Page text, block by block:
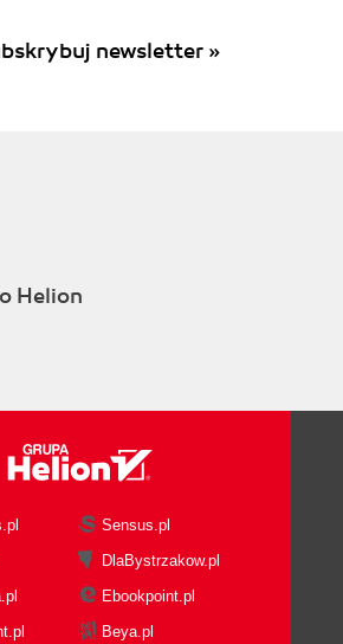
newsletter »
Helion
Sensus.pl
DlaBystrzakow.pl
Ebookpoint.pl
Beya.pl